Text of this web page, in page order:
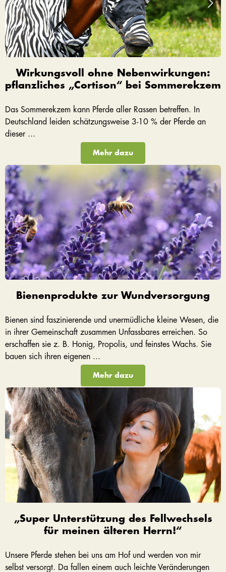
Wirkungsvoll ohne Nebenwirkungen:
pflanzliches „Cortison“ bei Sommerekzem
Das Sommerekzem kann Pferde aller Rassen betreffen. In
Deutschland leiden schätzungsweise 3-10 % der Pferde an
dieser ...
Mehr dazu
Bienenprodukte zur Wundversorgung
Bienen sind faszinierende und unermüdliche kleine Wesen, die
in ihrer Gemeinschaft zusammen Unfassbares erreichen. So
erschaffen sie z. B. Honig, Propolis, und feinstes Wachs. Sie
bauen sich ihren eigenen ...
Mehr dazu
„Super Unterstützung des Fellwechsels
für meinen älteren Herrn!“
Unsere Pferde stehen bei uns am Hof und werden von mir
selbst versorgt. Da fallen einem auch leichte Veränderungen